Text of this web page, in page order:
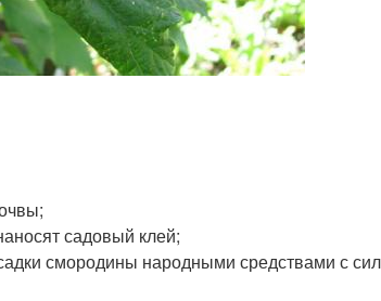
садовый клей;
смородины народными средствами с